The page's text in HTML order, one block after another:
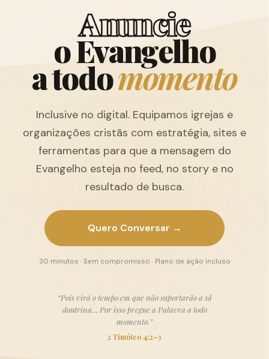
Anuncie
oEvangelho
atodomomento
Inclusive no digital. Equipamos igrejas e
organizações cristãs com estratégia, sites e
ferramentas para que a mensagem do
Evangelho esteja no feed, no story e no
resultado de busca.
Quero Conversar →
30 minutos · Sem compromisso · Plano de ação incluso
“Pois virá o tempo em que não suportarão a sã
doutrina… Por isso pregue a Palavra a todo
momento.”
2 Timóteo 4:2–3